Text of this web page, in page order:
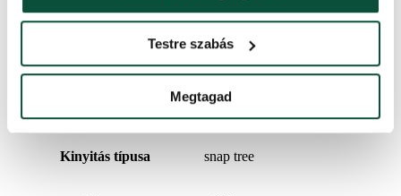
Testre szabás
Megtagad
PVC ágak száma 0
A 3D/PVC százalékos aránya 100/0
Kinyitás típusa snap tree